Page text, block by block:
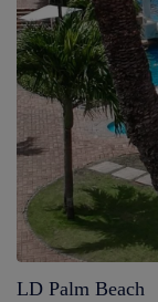
LD Palm Beach